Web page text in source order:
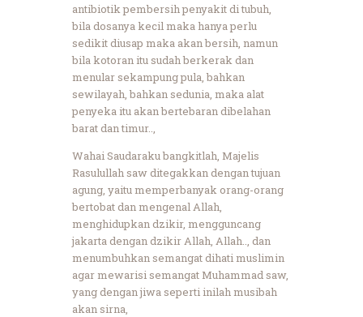
antibiotik pembersih penyakit di tubuh,
bila dosanya kecil maka hanya perlu
sedikit diusap maka akan bersih, namun
bila kotoran itu sudah berkerak dan
menular sekampung pula, bahkan
sewilayah, bahkan sedunia, maka alat
penyeka itu akan bertebaran dibelahan
barat dan timur..,
Wahai Saudaraku bangkitlah, Majelis
Rasulullah saw ditegakkan dengan tujuan
agung, yaitu memperbanyak orang-orang
bertobat dan mengenal Allah,
menghidupkan dzikir, mengguncang
jakarta dengan dzikir Allah, Allah.., dan
menumbuhkan semangat dihati muslimin
agar mewarisi semangat Muhammad saw,
yang dengan jiwa seperti inilah musibah
akan sirna,